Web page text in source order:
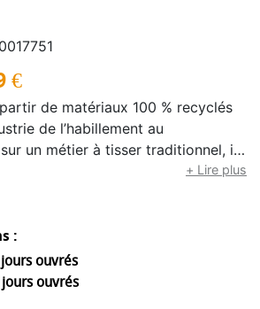
€
de matériaux 100 % recyclés
de l’habillement au
un métier à tisser traditionnel, il
féminin, pour un cadeau
à une cause à la fois durable et
: 70 % coton recyclé, 25 %
% autres fibres recyclées.
+ Lire plus
:
ouvrés
ouvrés